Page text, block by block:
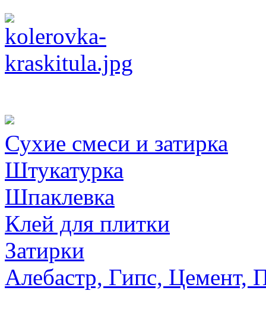
Сухие смеси и затирка
Штукатурка
Шпаклевка
Клей для плитки
Затирки
Алебастр, Гипс, Цемент,